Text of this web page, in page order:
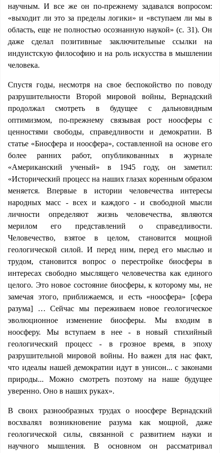
научным. И все же он по-прежнему задавался вопросом:
«выходит ли это за пределы логики» и «вступаем ли мы в
область, еще не полностью осознанную наукой» (с. 31). Он
даже сделал позитивные заключительные ссылки на
индуистскую философию и на роль искусства в мышлении
человека.
Спустя годы, несмотря на свое беспокойство по поводу
разрушительности Второй мировой войны, Вернадский
продолжал смотреть в будущее с дальновидным
оптимизмом, по-прежнему связывая рост ноосферы с
ценностями свободы, справедливости и демократии. В
статье «Биосфера и ноосфера», составленной на основе его
более ранних работ, опубликованных в журнале
«Американский ученый» в 1945 году, он заметил:
«Исторический процесс на наших глазах коренным образом
меняется. Впервые в истории человечества интересы
народных масс - всех и каждого - и свободной мысли
личности определяют жизнь человечества, являются
мерилом его представлений о справедливости.
Человечество, взятое в целом, становится мощной
геологической силой. И перед ним, перед его мыслью и
трудом, становится вопрос о перестройке биосферы в
интересах свободно мыслящего человечества как единого
целого. Это новое состояние биосферы, к которому мы, не
замечая этого, приближаемся, и есть «ноосфера» [сфера
разума] … Сейчас мы переживаем новое геологическое
эволюционное изменение биосферы. Мы входим в
ноосферу. Мы вступаем в нее - в новый стихийный
геологический процесс - в грозное время, в эпоху
разрушительной мировой войны. Но важен для нас факт,
что идеалы нашей демократии идут в унисон... с законами
природы... Можно смотреть поэтому на наше будущее
уверенно. Оно в наших руках».
В своих разнообразных трудах о ноосфере Вернадский
восхвалял возникновение разума как мощной, даже
геологической силы, связанной с развитием науки и
научного мышления. В основном он рассматривал